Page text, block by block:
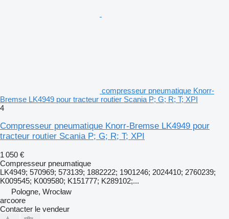
compresseur pneumatique Knorr-
Bremse LK4949 pour tracteur routier Scania P; G; R; T; XPI
4
Compresseur pneumatique Knorr-Bremse LK4949 pour
tracteur routier Scania P; G; R; T; XPI
1 050 €
Compresseur pneumatique
LK4949; 570969; 573139; 1882222; 1901246; 2024410; 2760239;
K009545; K009580; K151777; K289102;...
Pologne, Wrocław
arcoore
Contacter le vendeur